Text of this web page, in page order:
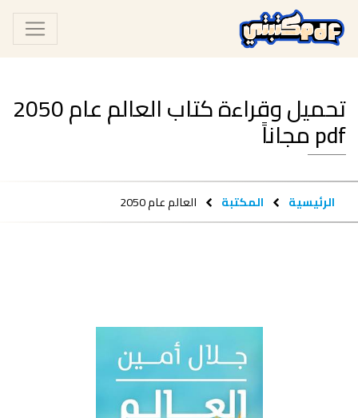
تحميل وقراءة كتاب العالم عام 2050
pdf مجاناً
الرئيسية المكتبة العالم عام 2050